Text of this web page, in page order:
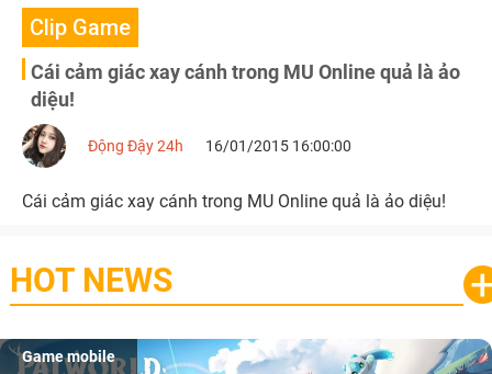
Clip Game
Cái cảm giác xay cánh trong MU Online quả là ảo
diệu!
Động Đậy 24h 16/01/2015 16:00:00
Cái cảm giác xay cánh trong MU Online quả là ảo diệu!
HOT NEWS
Game mobile